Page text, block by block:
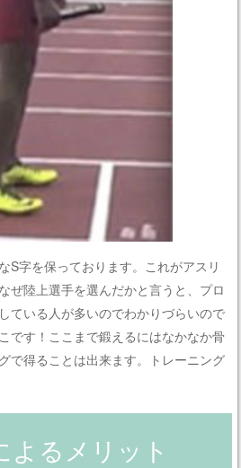
S字を保っております。これがアスリ
ぜ陸上選手を選んだかと言うと、プロ
ている人が多いのでわかりづらいので
です！ここまで鍛えるにはなかなか骨
で得ることは出来ます。トレーニング
よるメリット